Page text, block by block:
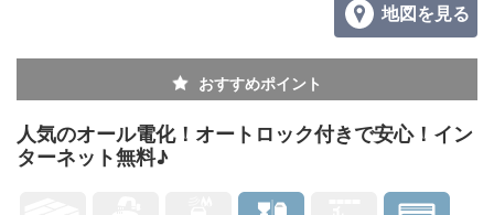
地図を見る
おすすめポイント
人気のオール電化！オートロック付きで安心！イン
ターネット無料♪